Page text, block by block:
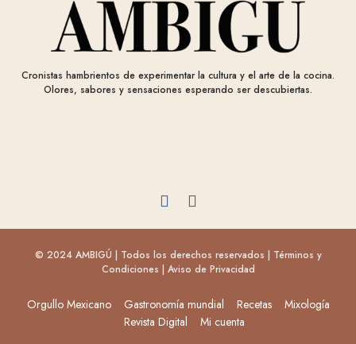
Cronistas hambrientos de experimentar la cultura y el arte de la cocina.
Olores, sabores y sensaciones esperando ser descubiertas.
© 2024 AMBIGÚ | Todos los derechos reservados | Términos y
Condiciones | Aviso de Privacidad
Orgullo Mexicano Gastronomía mundial Recetas
Mixología
Revista Digital
Mi cuenta